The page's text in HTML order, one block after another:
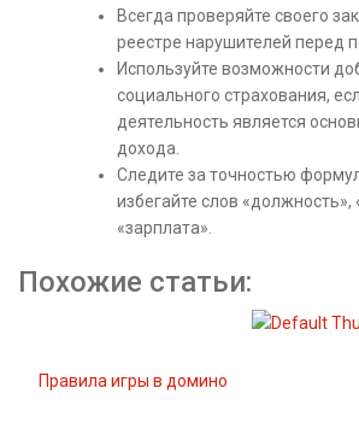
Всегда проверяйте своего
реестре нарушителей перед
Используйте возможности
социального страхования,
деятельность является
дохода.
Следите за точностью
избегайте слов «должность»,
«зарплата».
Похожие статьи:
Правила игры в домино